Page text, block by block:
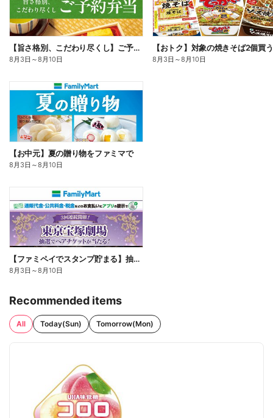
【旨さ格別、こだわり尽くし】ご予約弁当
8月3日 ～8月10日 8月3日 ～8月10日
【お中元】夏の贈り物をファミマで
8月3日 ～8月10日
【ファミペイでスタンプ貯まる】抽選でペアチケットが当たる!
8月3日 ～8月10日
Recommended items
All Today(Sun) Tomorrow(Mon)